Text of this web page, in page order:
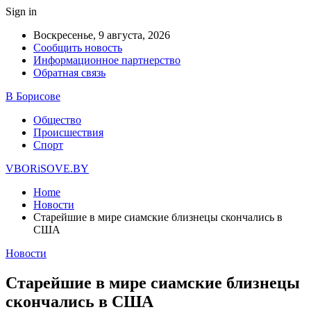
Sign in
Воскресенье, 9 августа, 2026
Сообщить новость
Информационное партнерство
Обратная связь
В Борисове
Общество
Происшествия
Спорт
VBORiSOVE.BY
Home
Новости
Старейшие в мире сиамские близнецы скончались в
США
Новости
Старейшие в мире сиамские близнецы
скончались в США